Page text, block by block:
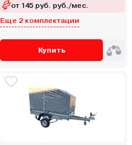
от 145 руб. руб./мес.
Еще 2 комплектации
Купить